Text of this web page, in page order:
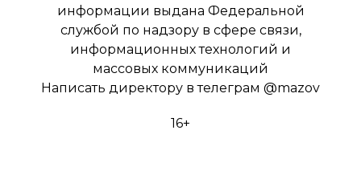
информации выдана Федеральной
службой по надзору в сфере связи,
информационных технологий и
массовых коммуникаций
Написать директору в телеграм @mazov
16+